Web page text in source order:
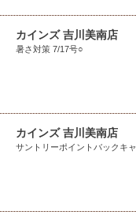
カインズ 吉川美南店
暑さ対策 7/17号○
カインズ 吉川美南店
サントリーポイントバックキ